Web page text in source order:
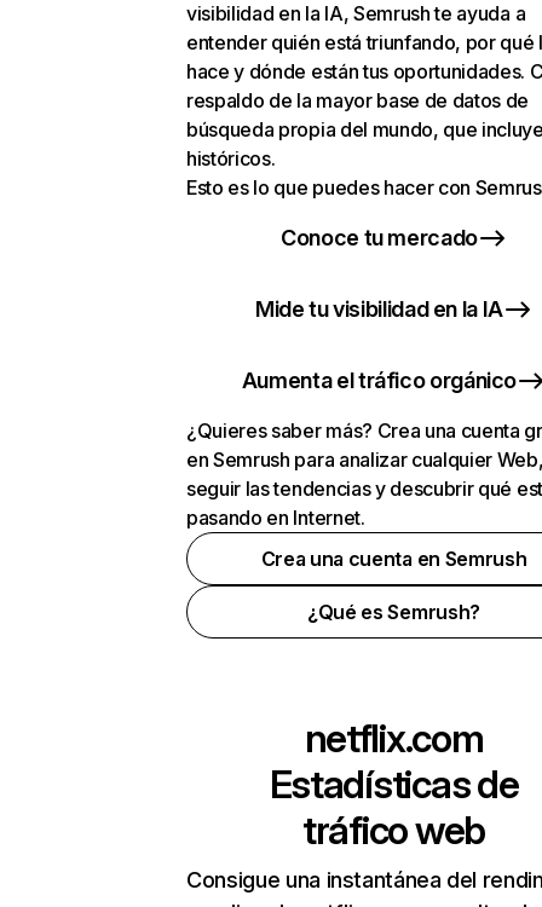
visibilidad en la IA, Semrush te ayuda a
entender quién está triunfando, por qué
hace y dónde están tus oportunidades.
respaldo de la mayor base de datos de
búsqueda propia del mundo, que
históricos.
Esto es lo que puedes hacer con
Conoce tu mercado
Mide tu visibilidad en la IA
Aumenta el tráfico orgánico
¿Quieres saber más? Crea una cuenta
en Semrush para analizar cualquier
seguir las tendencias y descubrir qué
pasando en Internet.
Crea una cuenta en Semrush
¿Qué es Semrush?
netflix.com
Estadísticas de
tráfico web
Consigue una instantánea del